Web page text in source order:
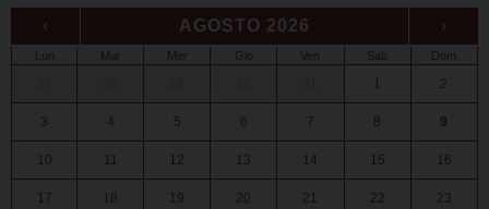
‹ AGOSTO 2026 ›
Lun Mar Mer Gio Ven Sab Dom
1 2
3 4 5 6 7 8 9
10 11 12 13 14 15 16
17 18 19 20 21 22 23